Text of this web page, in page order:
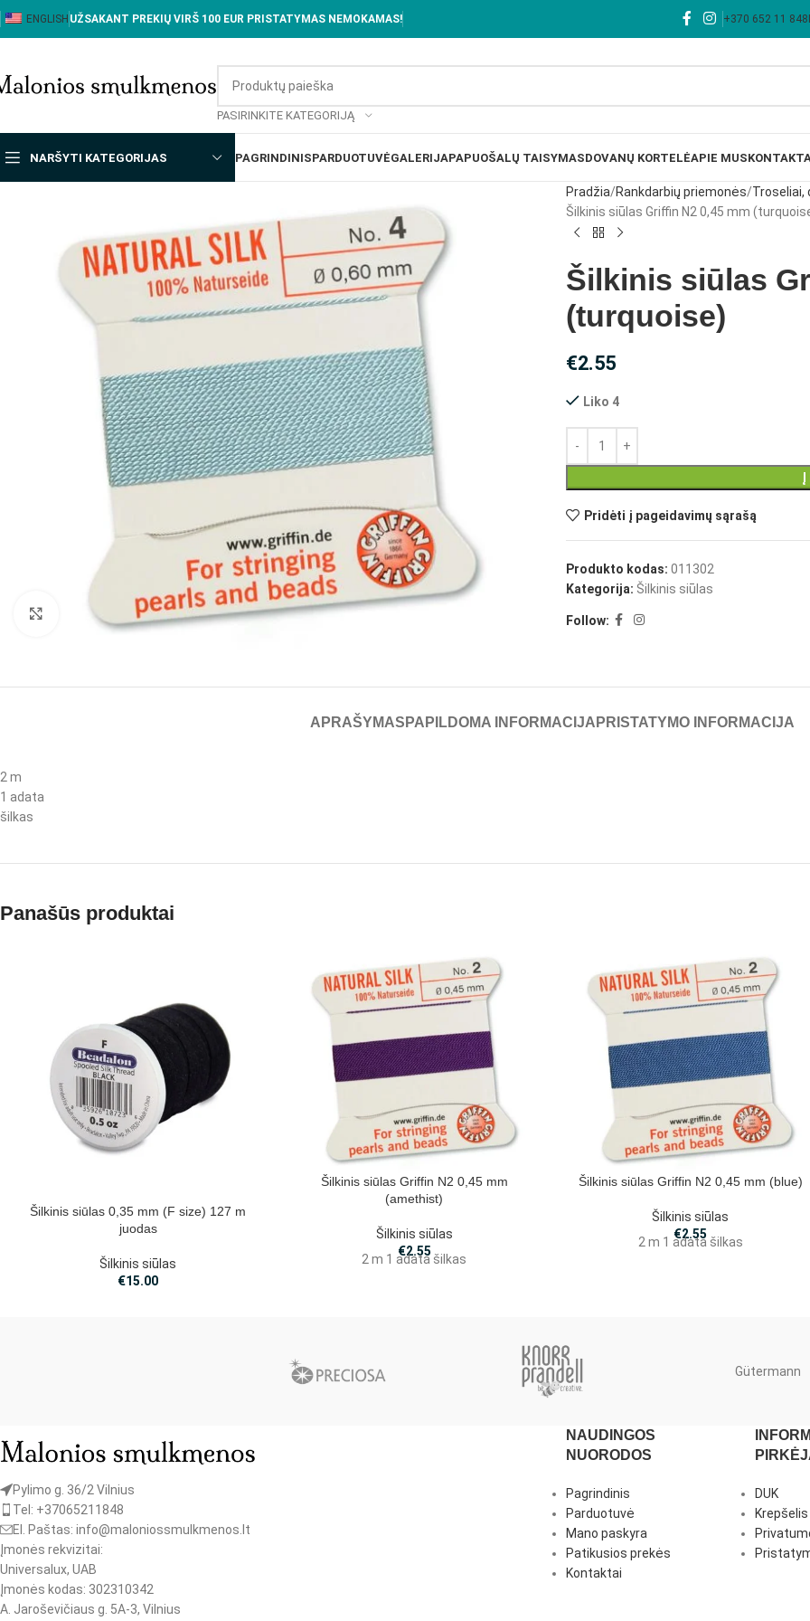
ENGLISH UŽSAKANT PREKIŲ VIRŠ 100 EUR PRISTATYMAS NEMOKAMAS! +370 652 11 848
PASIRINKITE KATEGORIJĄ
NARŠYTI KATEGORIJAS PAGRINDINISPARDUOTUVĖGALERIJAPAPUOŠALŲ TAISYMASDOVANŲ KORTELĖAPIE MUS
Spustelėkite, jei norite padidinti
Pradžia Rankdarbių priemonės Troseliai,
Šilkinis siūlas Griffin N2 0,45 mm
Šilkinis siūlas
(turquoise)
€2.55
Liko 4
Pridėti į pageidavimų sąrašą
Produkto kodas: 011302
Kategorija: Šilkinis siūlas
Follow:
APRAŠYMAS PAPILDOMA INFORMACIJA PRISTATYMO INFORMACIJA
2 m
1 adata
šilkas
Panašūs produktai
Šilkinis siūlas 0,35 mm (F size) 127 m
juodas
Šilkinis siūlas
€15.00
Šilkinis siūlas Griffin N2 0,45 mm
(amethist)
Šilkinis siūlas
€2.55
2 m 1 adata šilkas
Šilkinis siūlas Griffin N2 0,45 mm (blue)
Šilkinis siūlas
€2.55
2 m 1 adata šilkas
Gütermann
Pylimo g. 36/2 Vilnius
Tel: +37065211848
El. Paštas: info@maloniossmulkmenos.lt
Įmonės rekvizitai:
Universalux, UAB
Įmonės kodas: 302310342
A. Jaroševičiaus g. 5A-3, Vilnius
NAUDINGOS
NUORODOS
Pagrindinis
Parduotuvė
Mano paskyra
Patikusios prekės
Kontaktai
DUK
Krepšelis